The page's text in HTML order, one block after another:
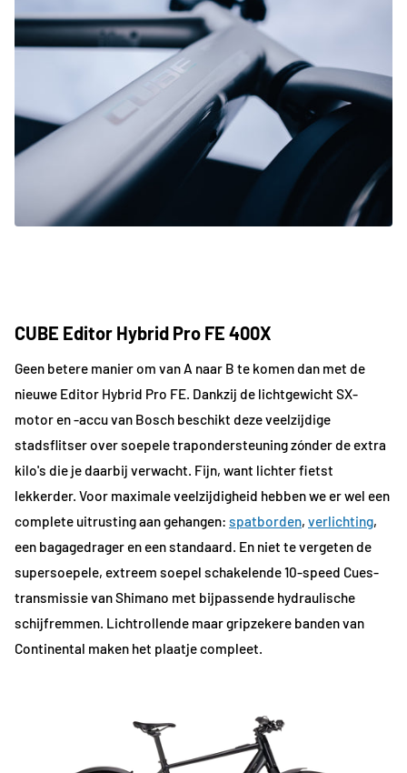
CUBE Editor Hybrid Pro FE 400X
Geen betere manier om van A naar B te komen dan met de
nieuwe Editor Hybrid Pro FE. Dankzij de lichtgewicht SX-
motor en -accu van Bosch beschikt deze veelzijdige
stadsflitser over soepele trapondersteuning zónder de extra
kilo's die je daarbij verwacht. Fijn, want lichter fietst
lekkerder. Voor maximale veelzijdigheid hebben we er wel een
complete uitrusting aan gehangen: spatborden, verlichting,
een bagagedrager en een standaard. En niet te vergeten de
supersoepele, extreem soepel schakelende 10-speed Cues-
transmissie van Shimano met bijpassende hydraulische
schijfremmen. Lichtrollende maar gripzekere banden van
Continental maken het plaatje compleet.